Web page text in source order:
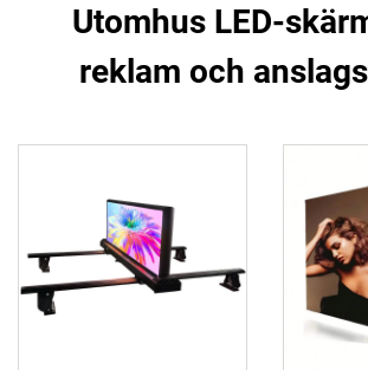
Utomhus LED-
reklam och